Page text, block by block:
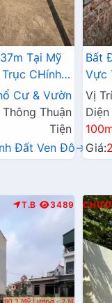
Tại Mỹ
CHính
Cư & Vườn
Thuận
Tiện
Đất Ven Đô→
Bất
Vực
Vị
Giá:
T.B 3489